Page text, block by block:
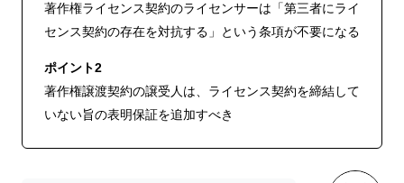
著作権ライセンス契約のライセンサーは「第三者にライ
センス契約の存在を対抗する」という条項が不要になる
ポイント2
著作権譲渡契約の譲受人は、ライセンス契約を締結して
いない旨の表明保証を追加すべき